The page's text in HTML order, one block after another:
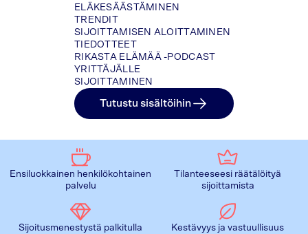
ELÄKESÄÄSTÄMINEN
TRENDIT
SIJOITTAMISEN ALOITTAMINEN
TIEDOTTEET
RIKASTA ELÄMÄÄ -PODCAST
YRITTÄJÄLLE
SIJOITTAMINEN
Tutustu sisältöihin
Ensiluokkainen henkilökohtainen
palvelu
Tilanteeseesi räätälöityä
sijoittamista
Sijoitusmenestystä palkitulla
Kestävyys ja vastuullisuus